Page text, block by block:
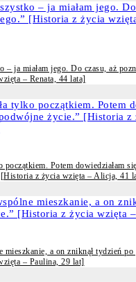
– ja miałam jego. Do czasu, aż
– Renata, 44 lata]
początkiem. Potem dowiedziałam
z życia wzięta – Alicja, 41
mieszkanie, a on zniknął tydzień po
– Paulina, 29 lat]